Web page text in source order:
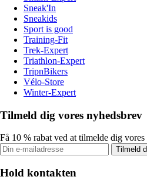
Sneak'In
Sneakids
Sport is good
Training-Fit
Trek-Expert
Triathlon-Expert
TripnBikers
Vélo-Store
Winter-Expert
Tilmeld dig vores nyhedsbrev
Få 10 % rabat ved at tilmelde dig
Tilmeld
Hold kontakten